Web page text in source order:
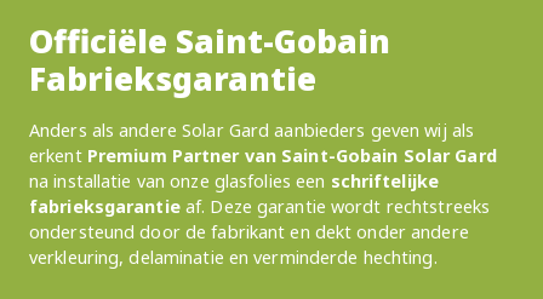
Officiële Saint-Gobain
Fabrieksgarantie
Anders als andere Solar Gard aanbieders geven wij als
erkent Premium Partner van Saint-Gobain Solar Gard
na installatie van onze glasfolies een schriftelijke
fabrieksgarantieaf. Deze garantie wordt rechtstreeks
ondersteund door de fabrikant en dekt onder andere
verkleuring, delaminatie en verminderde hechting.